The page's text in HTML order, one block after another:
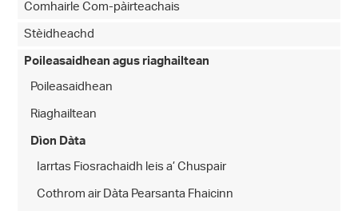
Comhairle Com-pàirteachais
Stèidheachd
Poileasaidhean agus riaghailtean
Poileasaidhean
Riaghailtean
Dìon Dàta
Iarrtas Fiosrachaidh leis a’ Chuspair
Cothrom air Dàta Pearsanta Fhaicinn